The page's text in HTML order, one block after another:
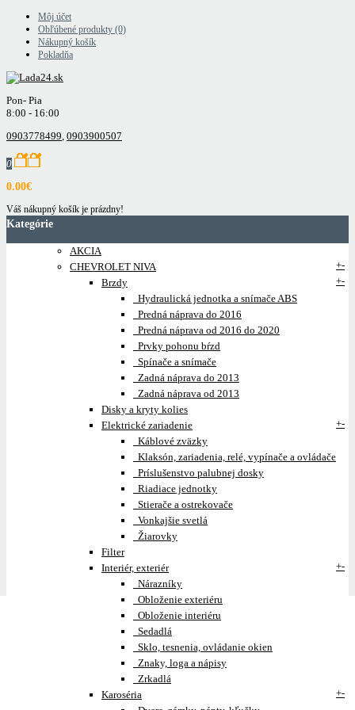
Môj účet
Obľúbené produkty (0)
Nákupný košík
Pokladňa
Pon- Pia
8:00 - 16:00
0903778499, 0903900507
0
0.00€
Váš nákupný košík je prázdny!
Kategórie
AKCIA
CHEVROLET NIVA
+-
Brzdy
+-
Hydraulická jednotka a snímače ABS
Predná náprava do 2016
Predná náprava od 2016 do 2020
Prvky pohonu bŕzd
Spínače a snímače
Zadná náprava do 2013
Zadná náprava od 2013
Disky a kryty kolies
Elektrické zariadenie
+-
Káblové zväzky
Klaksón, zariadenia, relé, vypínače a ovládače
Príslušenstvo palubnej dosky
Riadiace jednotky
Stierače a ostrekovače
Vonkajšie svetlá
Žiarovky
Filter
Interiér, exteriér
+-
Nárazníky
Obloženie exteriéru
Obloženie interiéru
Sedadlá
Sklo, tesnenia, ovládanie okien
Znaky, loga a nápisy
Zrkadlá
Karoséria
+-